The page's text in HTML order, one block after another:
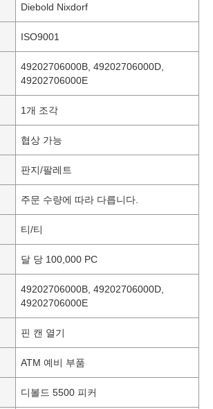
Diebold Nixdorf
ISO9001
49202706000B, 49202706000D,
49202706000E
1개 조각
협상 가능
판지/팔레트
주문 수량에 따라 다릅니다.
티/티
달 당 100,000 PC
49202706000B, 49202706000D,
49202706000E
핀 캔 열기
ATM 예비 부품
디볼드 5500 피커